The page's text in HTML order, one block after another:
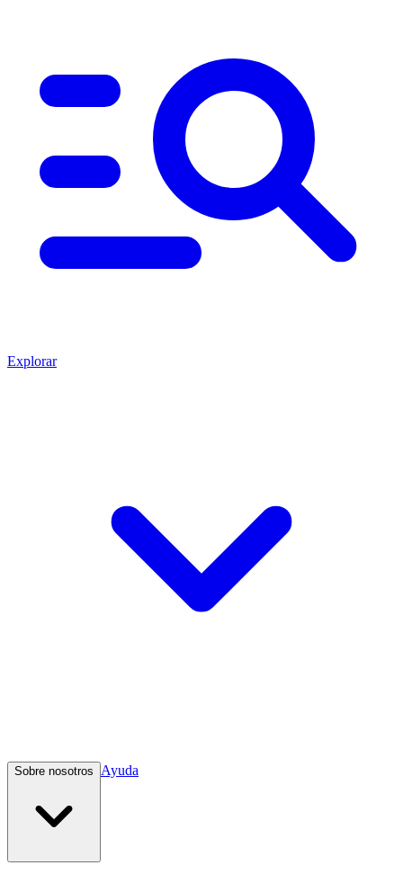
Explorar
Sobre nosotros Ayuda